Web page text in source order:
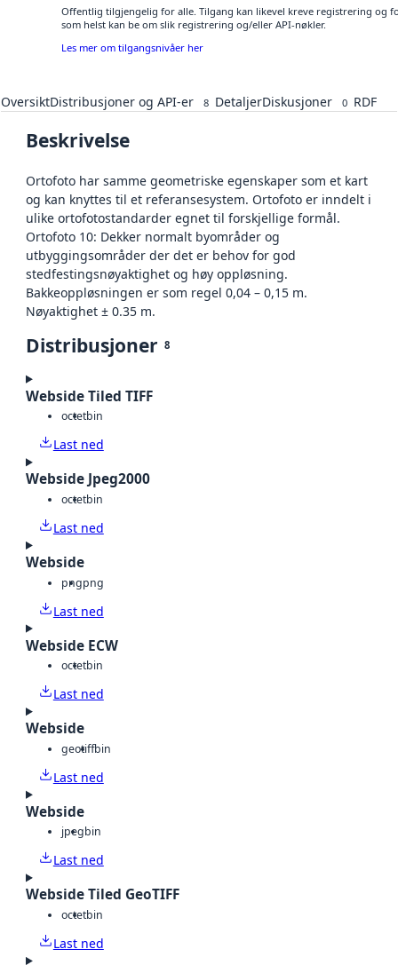
Offentlig tilgjengelig for alle. Tilgang kan likevel kreve registrering og
som helst kan be om slik registrering og/eller API-nøkler.
Les mer om tilgangsnivåer her
OversiktDistribusjoner og API-er 8 DetaljerDiskusjoner 0 RDF
Beskrivelse
Ortofoto har samme geometriske egenskaper som et kart
og kan knyttes til et referansesystem. Ortofoto er inndelt i
ulike ortofotostandarder egnet til forskjellige formål.
Ortofoto 10: Dekker normalt byområder og
utbyggingsområder der det er behov for god
stedfestingsnøyaktighet og høy oppløsning.
Bakkeoppløsningen er som regel 0,04 – 0,15 m.
Nøyaktighet ± 0.35 m.
Distribusjoner 8
Webside Tiled TIFF
octetbin
Last ned
Webside Jpeg2000
octetbin
Last ned
Webside
pngpng
Last ned
Webside ECW
octetbin
Last ned
Webside
geotiffbin
Last ned
Webside
jpegbin
Last ned
Webside Tiled GeoTIFF
octetbin
Last ned